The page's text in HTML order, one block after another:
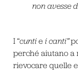
non avesse
I “cuntiei canti”
perché aiutano a
rievocare quelle